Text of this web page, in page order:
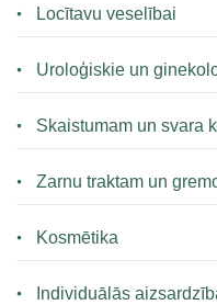
Locītavu veselībai
Uroloģiskie un
Skaistumam un svara
Zarnu traktam un
Kosmētika
Individuālās